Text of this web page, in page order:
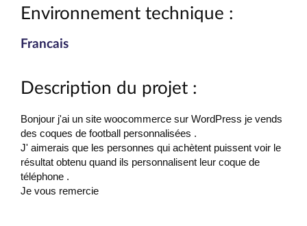
Environnement technique :
Francais
Description du projet :
Bonjour j'ai un site woocommerce sur WordPress je vends
des coques de football personnalisées .
J' aimerais que les personnes qui achètent puissent voir le
résultat obtenu quand ils personnalisent leur coque de
téléphone .
Je vous remercie